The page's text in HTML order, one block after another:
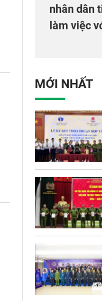
nhân dân
làm việc
Bản tại
MỚI NHẤT